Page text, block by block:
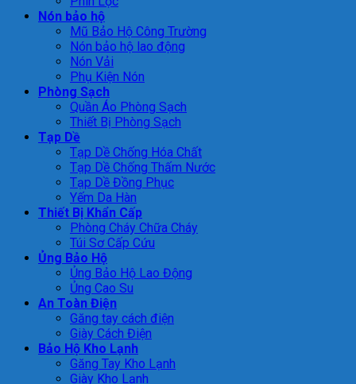
Nón bảo hộ
Mũ Bảo Hộ Công Trường
Nón bảo hộ lao động
Nón Vải
Phụ Kiện Nón
Phòng Sạch
Quần Áo Phòng Sạch
Thiết Bị Phòng Sạch
Tạp Dề
Tạp Dề Chống Hóa Chất
Tạp Dề Chống Thấm Nước
Tạp Dề Đồng Phục
Yếm Da Hàn
Thiết Bị Khẩn Cấp
Phòng Cháy Chữa Cháy
Túi Sơ Cấp Cứu
Ủng Bảo Hộ
Ủng Bảo Hộ Lao Động
Ủng Cao Su
An Toàn Điện
Găng tay cách điện
Giày Cách Điện
Bảo Hộ Kho Lạnh
Găng Tay Kho Lạnh
Giày Kho Lạnh